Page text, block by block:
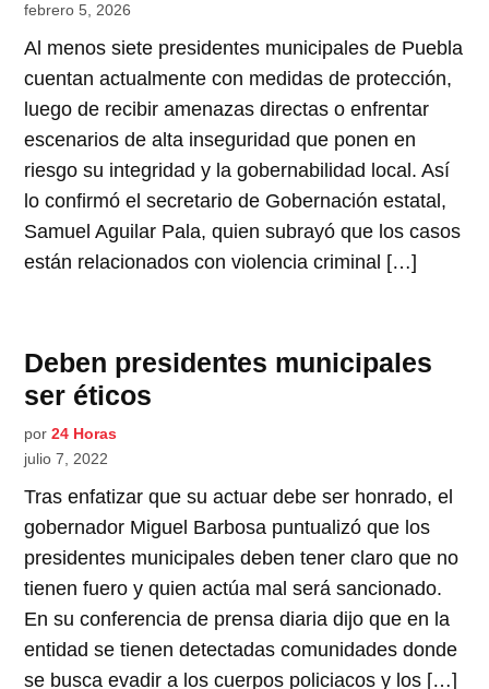
febrero 5, 2026
Al menos siete presidentes municipales de Puebla
cuentan actualmente con medidas de protección,
luego de recibir amenazas directas o enfrentar
escenarios de alta inseguridad que ponen en
riesgo su integridad y la gobernabilidad local. Así
lo confirmó el secretario de Gobernación estatal,
Samuel Aguilar Pala, quien subrayó que los casos
están relacionados con violencia criminal […]
Deben presidentes municipales
ser éticos
por 24 Horas
julio 7, 2022
Tras enfatizar que su actuar debe ser honrado, el
gobernador Miguel Barbosa puntualizó que los
presidentes municipales deben tener claro que no
tienen fuero y quien actúa mal será sancionado.
En su conferencia de prensa diaria dijo que en la
entidad se tienen detectadas comunidades donde
se busca evadir a los cuerpos policiacos y los […]